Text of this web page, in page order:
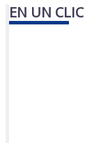
EN UN CLIC